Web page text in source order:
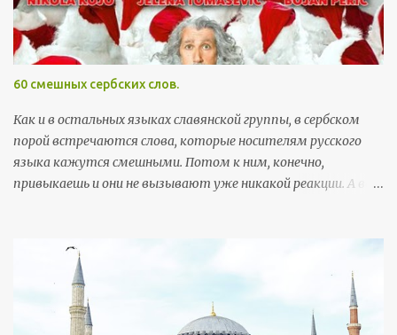
р
и
60 смешных сербских слов.
Как и в остальных языках славянской группы, в сербском
порой встречаются слова, которые носителям русского
языка кажутся смешными. Потом к ним, конечно,
привыкаешь и они не вызывают уже никакой реакции. А вот
примеры, которые можно встретить в повседневной
жизни. Так как пост скорее развлекательный, а не
образовательный, слова приведены без ударений (кстати, с
правильными, а не теми ударениями, которые